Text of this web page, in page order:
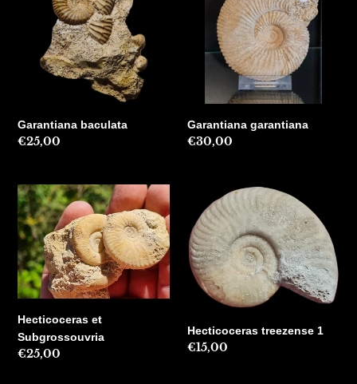
Garantiana baculata
Precio
€25,00
Garantiana garantiana
Precio
€30,00
Hecticoceras
et
Subgrossouvria
Hecticoceras et
Subgrossouvria
Precio
€25,00
Hecticoceras
treezense
1
Hecticoceras treezense 1
Precio
€15,00